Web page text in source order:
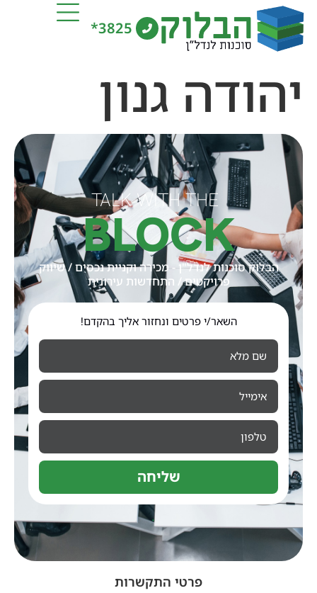
3825*
יהודה גנון
TALK WITH THE
BLOCK
הבלוק סוכנות לנדל"ן - מכירה וקניית נכסים / שיווק
פרויקטים / התחדשות עירונית
השאר/י פרטים ונחזור אליך בהקדם!
שליחה
פרטי התקשרות